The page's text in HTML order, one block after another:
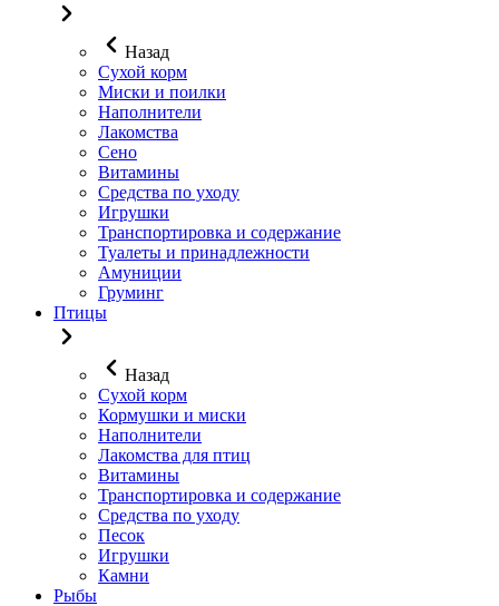
Назад
Сухой корм
Миски и поилки
Наполнители
Лакомства
Сено
Витамины
Средства по уходу
Игрушки
Транспортировка и содержание
Туалеты и принадлежности
Амуниции
Груминг
Птицы
Назад
Сухой корм
Кормушки и миски
Наполнители
Лакомства для птиц
Витамины
Транспортировка и содержание
Средства по уходу
Песок
Игрушки
Камни
Рыбы